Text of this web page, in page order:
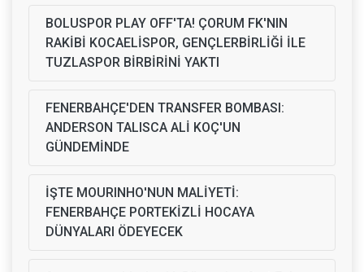
BOLUSPOR PLAY OFF'TA! ÇORUM FK'NIN
RAKİBİ KOCAELİSPOR, GENÇLERBİRLİĞİ İLE
TUZLASPOR BİRBİRİNİ YAKTI
FENERBAHÇE'DEN TRANSFER BOMBASI:
ANDERSON TALISCA ALİ KOÇ'UN
GÜNDEMİNDE
İŞTE MOURINHO'NUN MALİYETİ:
FENERBAHÇE PORTEKİZLİ HOCAYA
DÜNYALARI ÖDEYECEK